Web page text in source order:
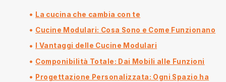
La cucina che cambia con te
Cucine Modulari: Cosa Sono e Come Funzionano
I Vantaggi delle Cucine Modulari
Componibilità Totale: Dai Mobili alle Funzioni
Progettazione Personalizzata: Ogni Spazio ha